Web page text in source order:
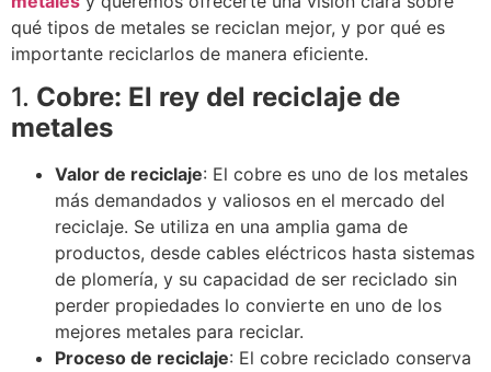
qué tipos de metales se reciclan mejor, y por qué es
importante reciclarlos de manera eficiente.
1. Cobre: El rey del reciclaje de
metales
Valor de reciclaje: El cobre es uno de los metales
más demandados y valiosos en el mercado del
reciclaje. Se utiliza en una amplia gama de
productos, desde cables eléctricos hasta sistemas
de plomería, y su capacidad de ser reciclado sin
perder propiedades lo convierte en uno de los
mejores metales para reciclar.
Proceso de reciclaje: El cobre reciclado conserva